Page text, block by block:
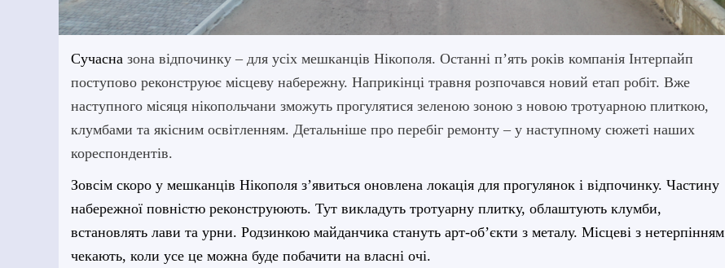
Сучасна зона відпочинку – для усіх мешканців Нікополя. Останні п’ять років компанія Інтерпайп
поступово реконструює місцеву набережну. Наприкінці травня розпочався новий етап робіт. Вже
наступного місяця нікопольчани зможуть прогулятися зеленою зоною з новою тротуарною плиткою,
клумбами та якісним освітленням. Детальніше про перебіг ремонту – у наступному сюжеті наших
кореспондентів.
Зовсім скоро у мешканців Нікополя з’явиться оновлена локація для прогулянок і відпочинку. Частину
набережної повністю реконструюють. Тут викладуть тротуарну плитку, облаштують клумби,
встановлять лави та урни. Родзинкою майданчика стануть арт-об’єкти з металу. Місцеві з нетерпінням
чекають, коли усе це можна буде побачити на власні очі.